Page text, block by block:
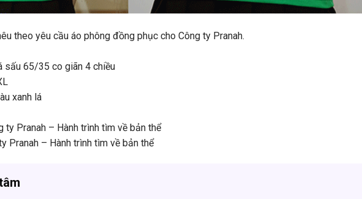
theo yêu cầu áo phông đồng phục cho Công ty Pranah.
sấu 65/35 co giãn 4 chiều
xanh lá
ty Pranah – Hành trình tìm về bản thể
Pranah – Hành trình tìm về bản thể